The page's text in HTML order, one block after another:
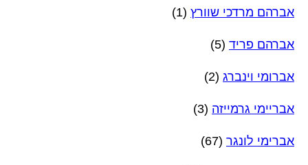
אברהם מרדכי שוורץ (1)
אברהם פריד (5)
אברומי וינברג (2)
אבריימי גרמייזה (3)
אברימי לונגר (67)